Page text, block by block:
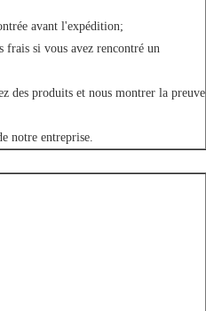
avant l'expédition;
frais si vous avez rencontré un
des produits et nous montrer la preuve
notre entreprise.